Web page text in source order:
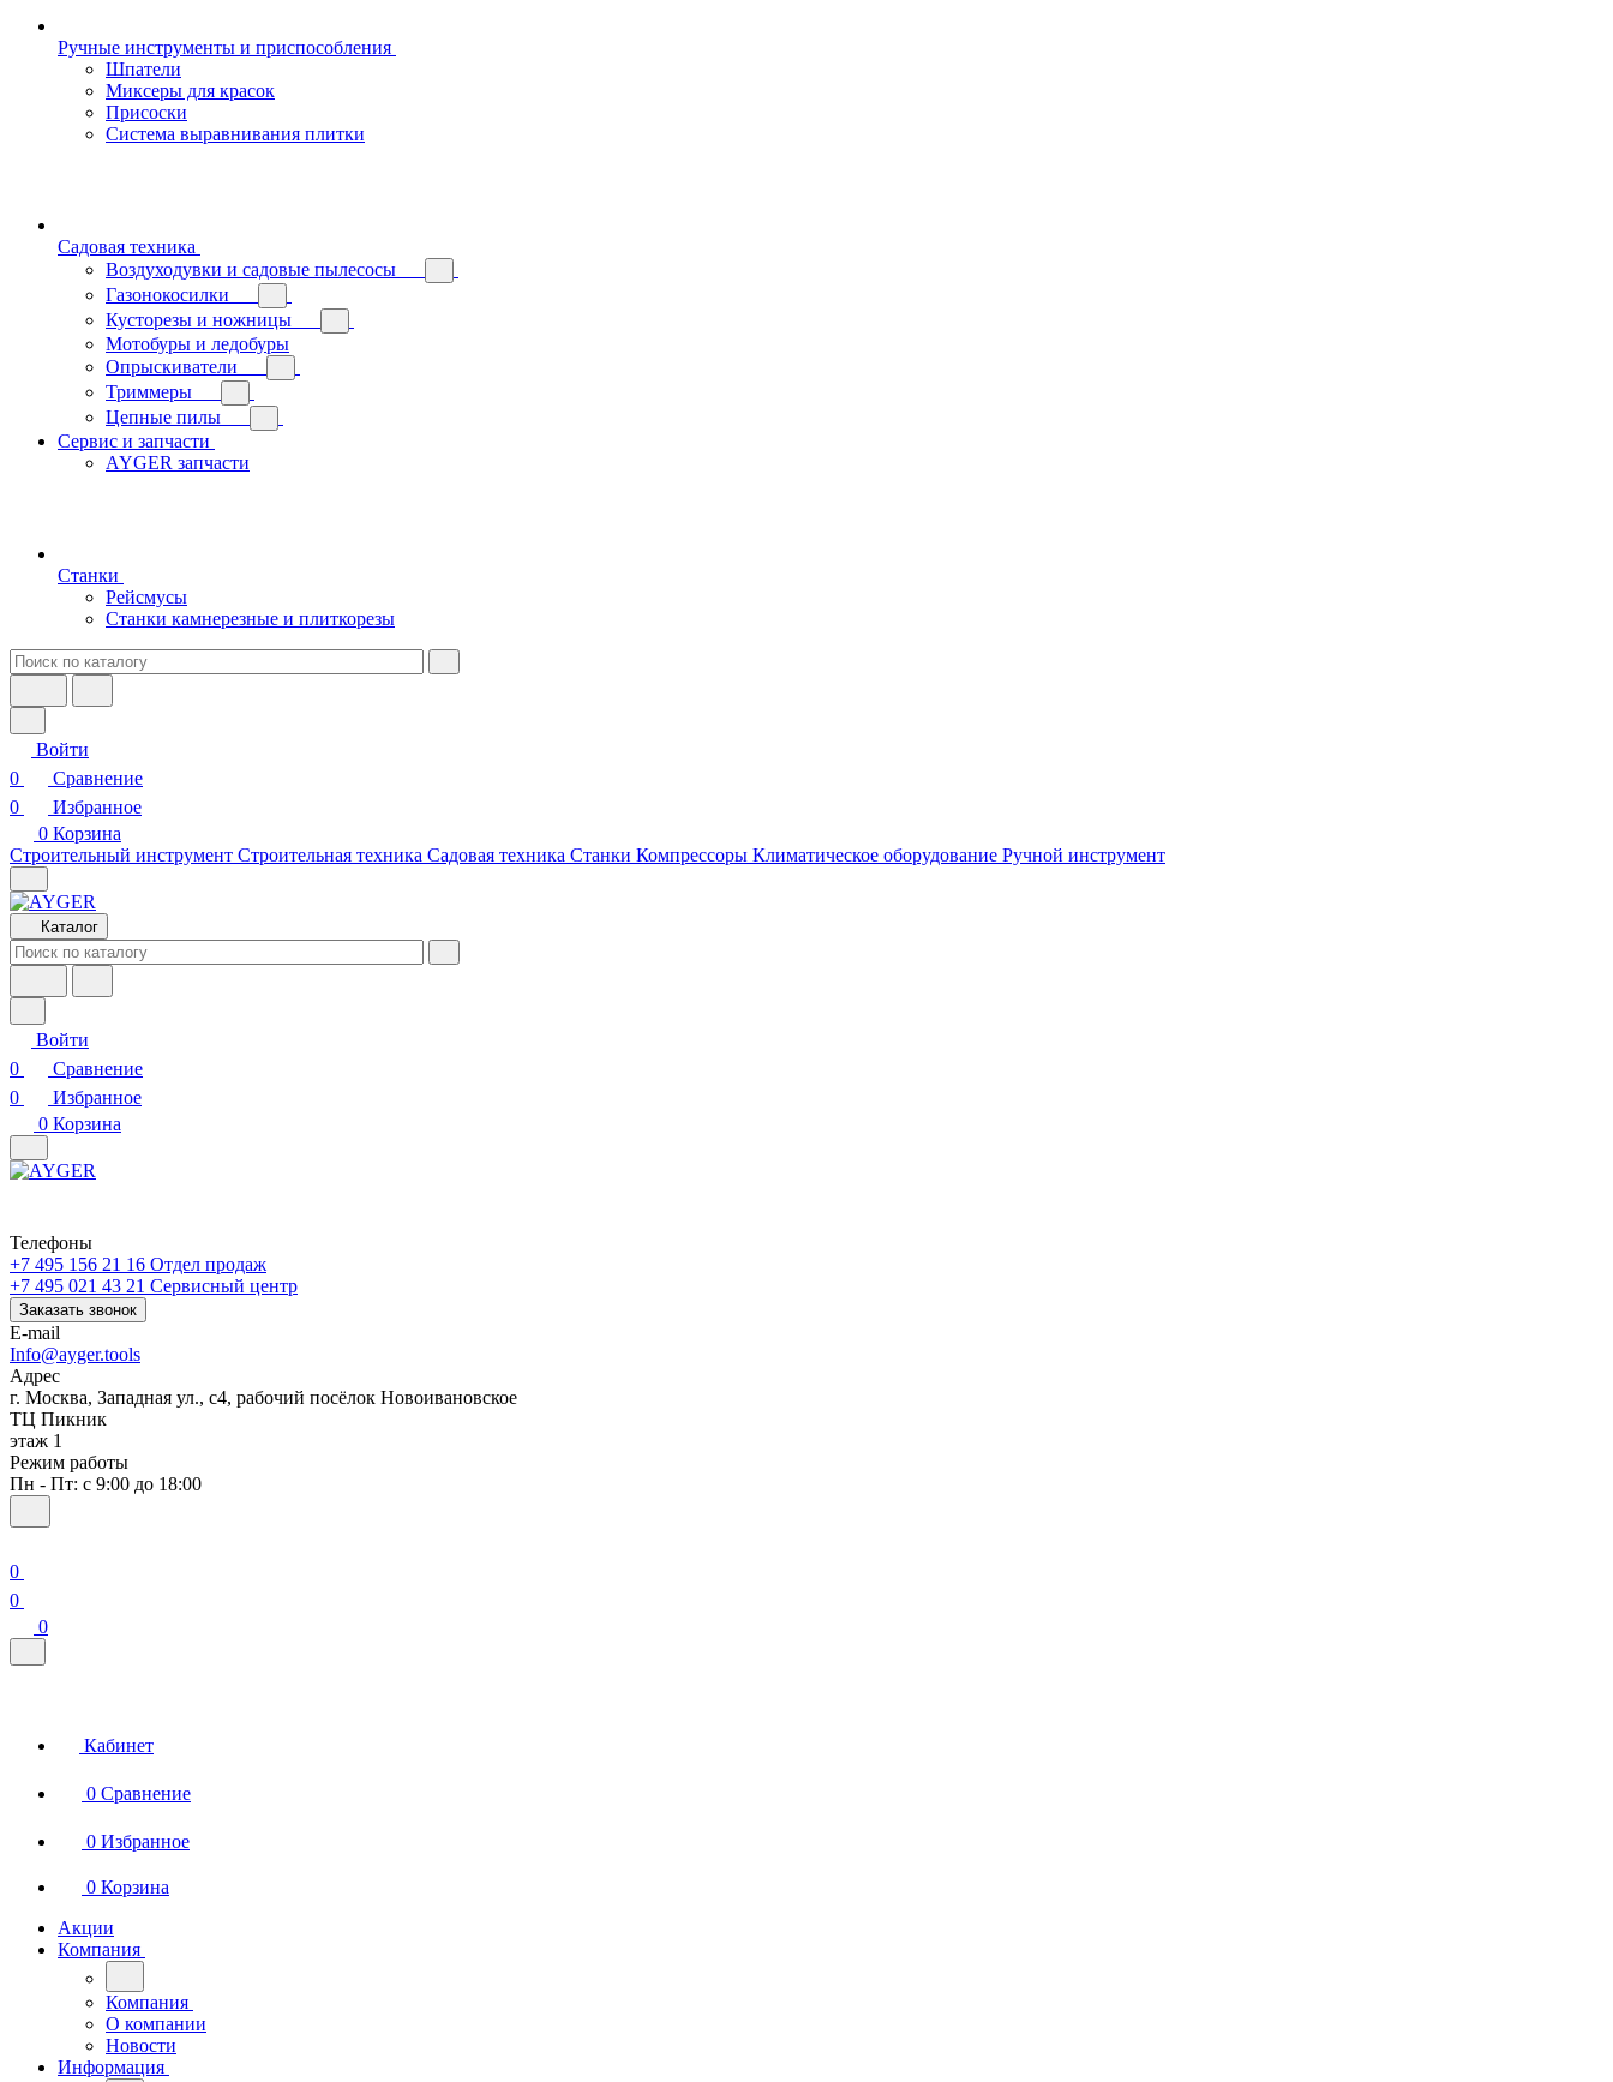
Ручные инструменты и приспособления
Шпатели
Миксеры для красок
Присоски
Система выравнивания плитки
Садовая техника
Воздуходувки и садовые пылесосы
Газонокосилки
Кусторезы и ножницы
Мотобуры и ледобуры
Опрыскиватели
Триммеры
Цепные пилы
Сервис и запчасти
AYGER запчасти
Станки
Рейсмусы
Станки камнерезные и плиткорезы
Войти
0
Сравнение
0
Избранное
0 Корзина
Строительный инструмент Строительная техника Садовая техника Станки Компрессоры Климатическое оборудование Ручной инструмент
Каталог
Войти
0
Сравнение
0
Избранное
0 Корзина
Телефоны
+7 495 156 21 16 Отдел продаж
+7 495 021 43 21 Cервисный центр
Заказать звонок
E-mail
Info@ayger.tools
Адрес
г. Москва, Западная ул., с4, рабочий посёлок Новоивановское
ТЦ Пикник
этаж 1
Режим работы
Пн - Пт: с 9:00 до 18:00
0
0
0
Кабинет
0 Сравнение
0 Избранное
0 Корзина
Акции
Компания
Компания
О компании
Новости
Информация